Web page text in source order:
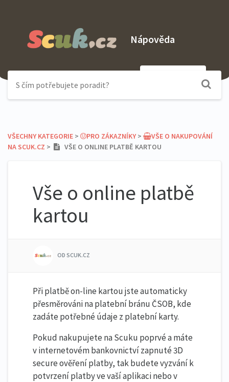
Nápověda
VŠECHNY KATEGORIE ​ > ​ ​PRO ZÁKAZNÍKY​ > ​
​VŠE O NAKUPOVÁNÍ
NA SCUK.CZ ​ > ​ VŠE O ONLINE PLATBĚ KARTOU
Vše o online platbě
kartou
OD SCUK.CZ
Při platbě on-line kartou jste automaticky
přesměrováni na platební bránu ČSOB, kde
zadáte potřebné údaje z platební karty.
Pokud nakupujete na Scuku poprvé a máte
v internetovém bankovnictví zapnuté 3D
secure ověření platby, tak budete vyzvání k
potvrzení platby ve vaší aplikaci nebo v